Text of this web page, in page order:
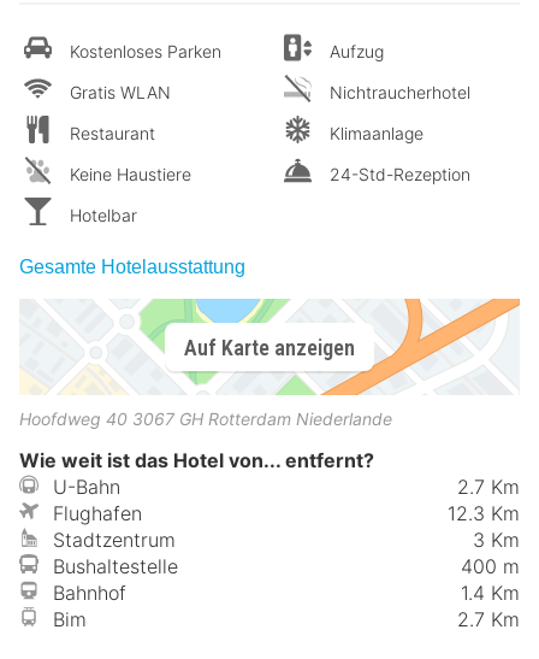
Kostenloses Parken
Gratis WLAN
Restaurant
Keine Haustiere
Hotelbar
Aufzug
Nichtraucherhotel
Klimaanlage
24-Std-Rezeption
Gesamte Hotelausstattung
Auf Karte anzeigen
Hoofdweg 40 3067 GH Rotterdam Niederlande
Wie weit ist das Hotel von... entfernt?
U-Bahn
2.7 Km
Flughafen
12.3 Km
Stadtzentrum
3 Km
Bushaltestelle
400 m
Bahnhof
1.4 Km
Bim
2.7 Km